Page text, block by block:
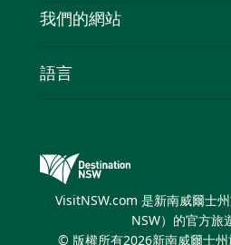
Cookie 通知
新南威爾士州公路旅行
活動
旅行資訊
新南威爾士州的商業
我們的網站
新南威爾士州旅遊局（
繽紛雪梨燈光音樂節
語言
VisitNSW.com 是新南威爾士
NSW）的官方旅
© 版權所有2026新南威爾士